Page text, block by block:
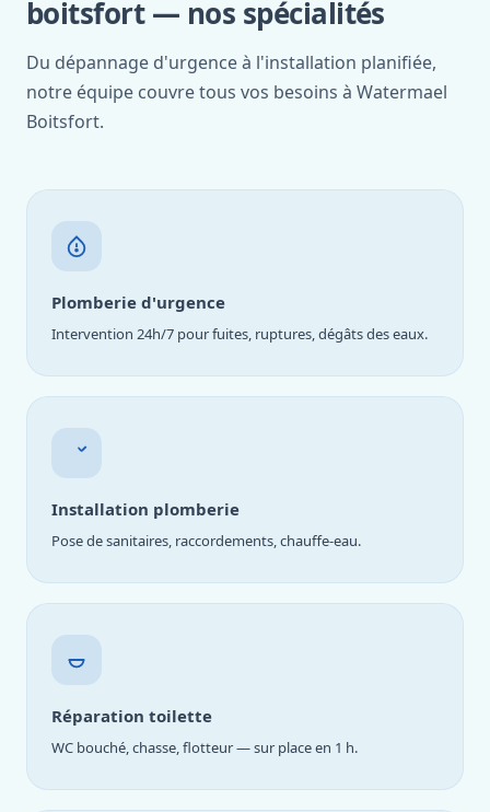
boitsfort — nos spécialités
Du dépannage d'urgence à l'installation planifiée,
notre équipe couvre tous vos besoins à Watermael
Boitsfort.
Plomberie d'urgence
Intervention 24h/7 pour fuites, ruptures, dégâts des eaux.
Installation plomberie
Pose de sanitaires, raccordements, chauffe-eau.
Réparation toilette
WC bouché, chasse, flotteur — sur place en 1 h.